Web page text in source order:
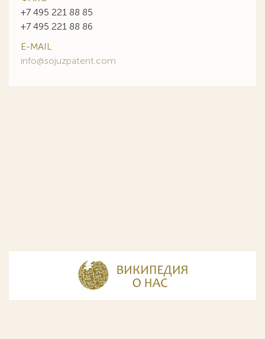
+7 495 221 88 85
+7 495 221 88 86
E-MAIL
info@sojuzpatent.com